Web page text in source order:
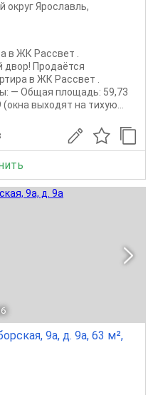
округ Ярославль,
в ЖК Рассвет .
двор! Продаётся
в ЖК Рассвет .
— Общая площадь: 59,73
выходят на тихую...
9а, д. 9а, 63 м²,